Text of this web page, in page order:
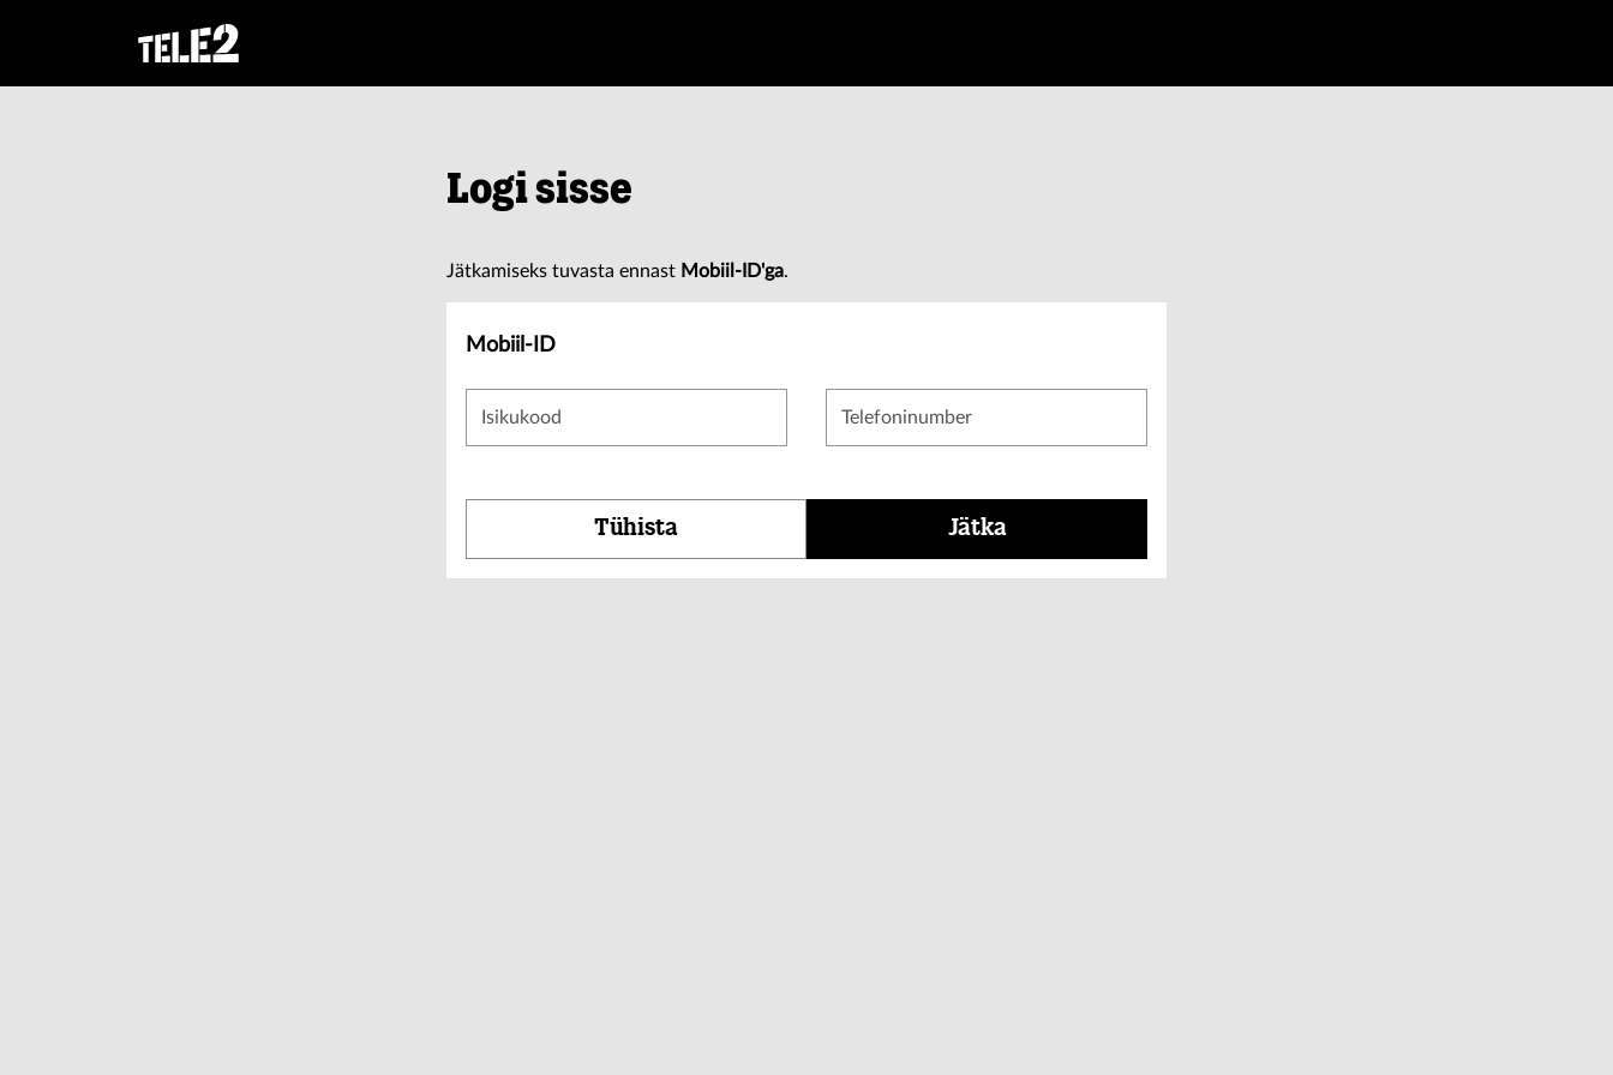
Logi sisse
Jätkamiseks tuvasta ennast Mobiil-ID'ga.
Mobiil-ID
Isikukood Telefoninumber
Tühista Jätka